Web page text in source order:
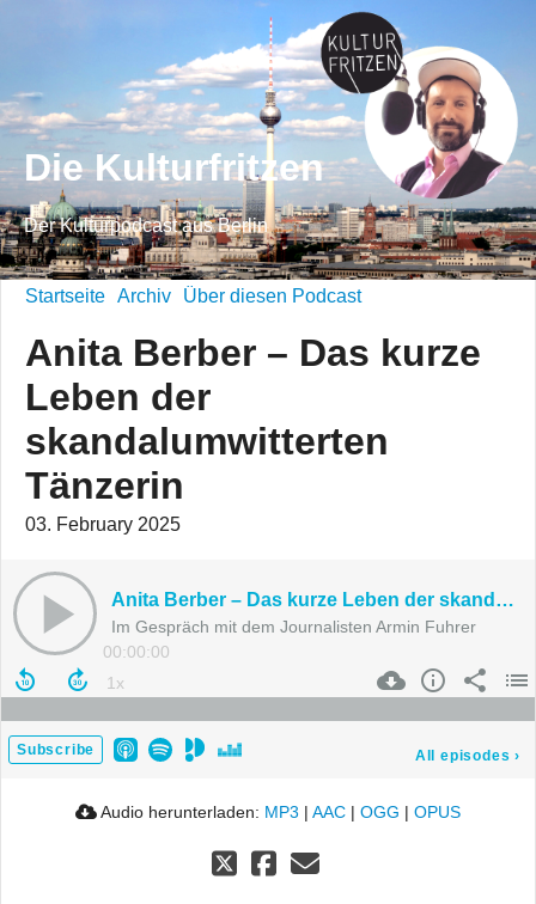
Die Kulturfritzen
Der Kulturpodcast aus Berlin
Startseite Archiv Über diesen Podcast
Anita Berber – Das kurze
Leben der
skandalumwitterten
Tänzerin
03. February 2025
Anita Berber – Das kurze Leben der skandalumwitterten Tänzerin
Im Gespräch mit dem Journalisten Armin Fuhrer
00:00:00
Subscribe All episodes ›
Audio herunterladen: MP3 | AAC | OGG | OPUS